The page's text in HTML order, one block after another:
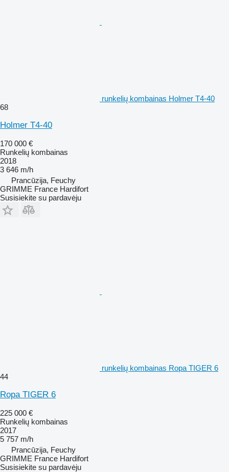
runkelių kombainas Holmer T4-40
68
Holmer T4-40
170 000 €
Runkelių kombainas
2018
3 646 m/h
Prancūzija, Feuchy
GRIMME France Hardifort
Susisiekite su pardavėju
runkelių kombainas Ropa TIGER 6
44
Ropa TIGER 6
225 000 €
Runkelių kombainas
2017
5 757 m/h
Prancūzija, Feuchy
GRIMME France Hardifort
Susisiekite su pardavėju